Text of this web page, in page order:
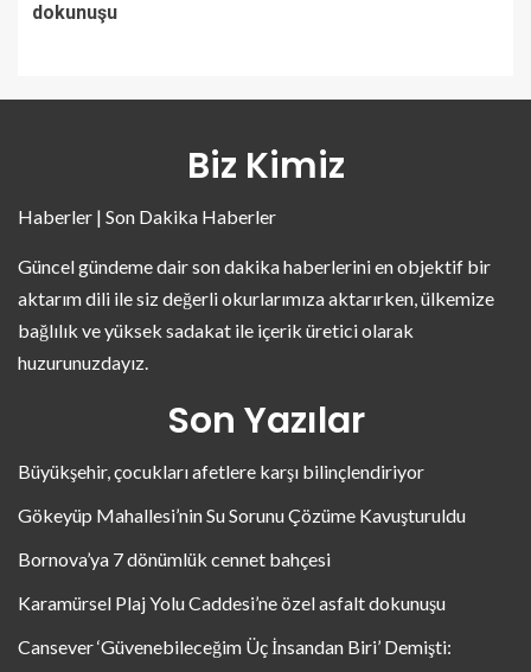
dokunuşu
Biz Kimiz
Haberler | Son Dakika Haberler
Güncel gündeme dair son dakika haberlerini en objektif bir
aktarım dili ile siz değerli okurlarımıza aktarırken, ülkemize
bağlılık ve yüksek sadakat ile içerik üretici olarak
huzurunuzdayız.
Son Yazılar
Büyükşehir, çocukları afetlere karşı bilinçlendiriyor
Gökeyüp Mahallesi’nin Su Sorunu Çözüme Kavuşturuldu
Bornova’ya 7 dönümlük cennet bahçesi
Karamürsel Plaj Yolu Caddesi’ne özel asfalt dokunuşu
Cansever ‘Güvenebileceğim Üç İnsandan Biri’ Demişti: